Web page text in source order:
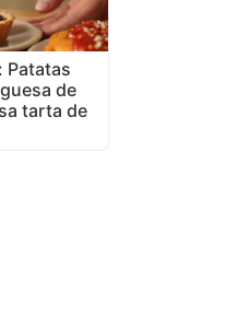
Patatas
de
tarta de